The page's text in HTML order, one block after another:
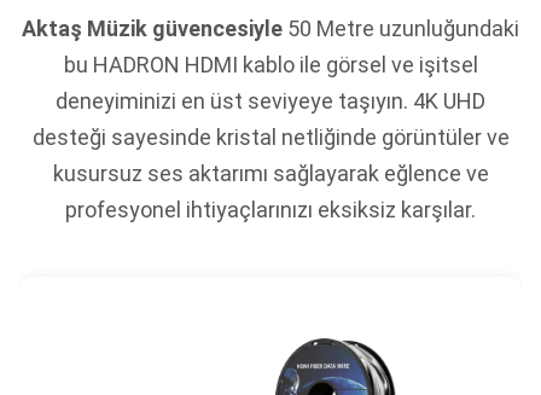
Aktaş Müzik güvencesiyle 50 Metre uzunluğundaki
bu HADRON HDMI kablo ile görsel ve işitsel
deneyiminizi en üst seviyeye taşıyın. 4K UHD
desteği sayesinde kristal netliğinde görüntüler ve
kusursuz ses aktarımı sağlayarak eğlence ve
profesyonel ihtiyaçlarınızı eksiksiz karşılar.